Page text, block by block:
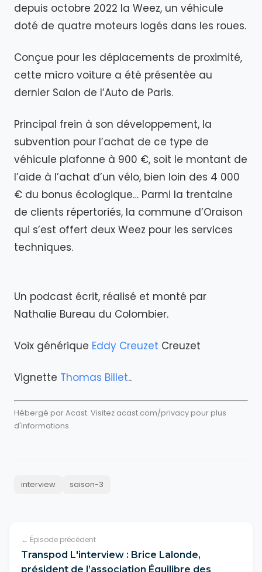
depuis octobre 2022 la Weez, un véhicule
doté de quatre moteurs logés dans les roues.
Conçue pour les déplacements de proximité,
cette micro voiture a été présentée au
dernier Salon de l’Auto de Paris.
Principal frein à son développement, la
subvention pour l’achat de ce type de
véhicule plafonne à 900 €, soit le montant de
l’aide à l’achat d’un vélo, bien loin des 4 000
€ du bonus écologique… Parmi la trentaine
de clients répertoriés, la commune d’Oraison
qui s’est offert deux Weez pour les services
techniques.
Un podcast écrit, réalisé et monté par
Nathalie Bureau du Colombier.
Voix générique Eddy Creuzet Creuzet
Vignette Thomas Billet..
Hébergé par Acast. Visitez acast.com/privacy pour plus
d'informations.
interview saison-3
← Épisode précédent
Transpod L'interview : Brice Lalonde,
président de l’association Équilibre des